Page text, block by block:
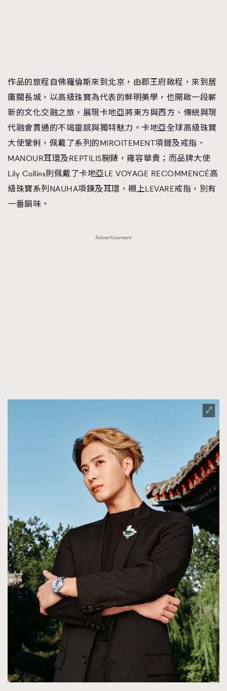
作品的旅程自佛羅倫斯來到北京，由郡王府啟程，來到居
庸關長城，以高級珠寶為代表的鮮明美學，也開啟⼀段嶄
新的文化交融之旅，展現卡地亞將東方與西方、傳統與現
代融會貫通的不竭靈感與獨特魅力。卡地亞全球高級珠寶
大使鞏俐，佩戴了系列的MIROITEMENT項鏈及戒指、
MANOUR耳環及REPTILIS腕錶，雍容華貴；而品牌大使
Lily Collins則佩戴了卡地亞LE VOYAGE RECOMMENCÉ高
級珠寶系列NAUHA項鍊及耳環，襯上LEVARE戒指，別有
一番韻味。
Advertisement